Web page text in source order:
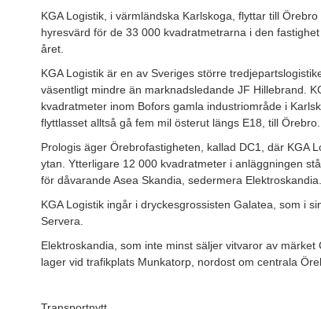
KGA Logistik, i värmländska Karlskoga, flyttar till
hyresvärd för de 33 000 kvadratmetrarna i den
året.
KGA Logistik är en av Sveriges större
väsentligt mindre än marknadsledande JF Hillebrand.
kvadratmeter inom Bofors gamla industriområde i
flyttlasset alltså gå fem mil österut längs E18, till Örebro.
Prologis äger Örebrofastigheten, kallad DC1, där KGA
ytan. Ytterligare 12 000 kvadratmeter i anläggningen
för dåvarande Asea Skandia, sedermera Elektroskandia.
KGA Logistik ingår i dryckesgrossisten Galatea, som i
Servera.
Elektroskandia, som inte minst säljer vitvaror av
lager vid trafikplats Munkatorp, nordost om centrala